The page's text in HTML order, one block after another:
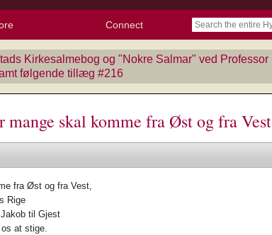
Connect
Blog
Forums
Volunteer
Facebook
X (Twitter)
Kirkesalmebog og "Nokre Salmar" ved Professor
følgende tillæg ‎#216
mange skal komme fra Øst og fra Vest
fra Øst og fra Vest,
Rige
til Gjest
at stige.